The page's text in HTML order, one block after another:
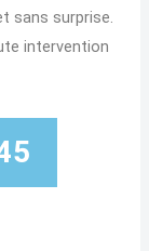
sans surprise.
intervention